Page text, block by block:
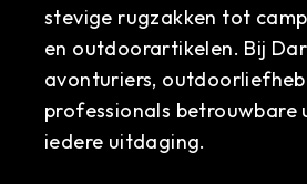
stevige rugzakken tot
en outdoorartikelen. Bij
avonturiers,
professionals betrouwbare
iedere uitdaging.